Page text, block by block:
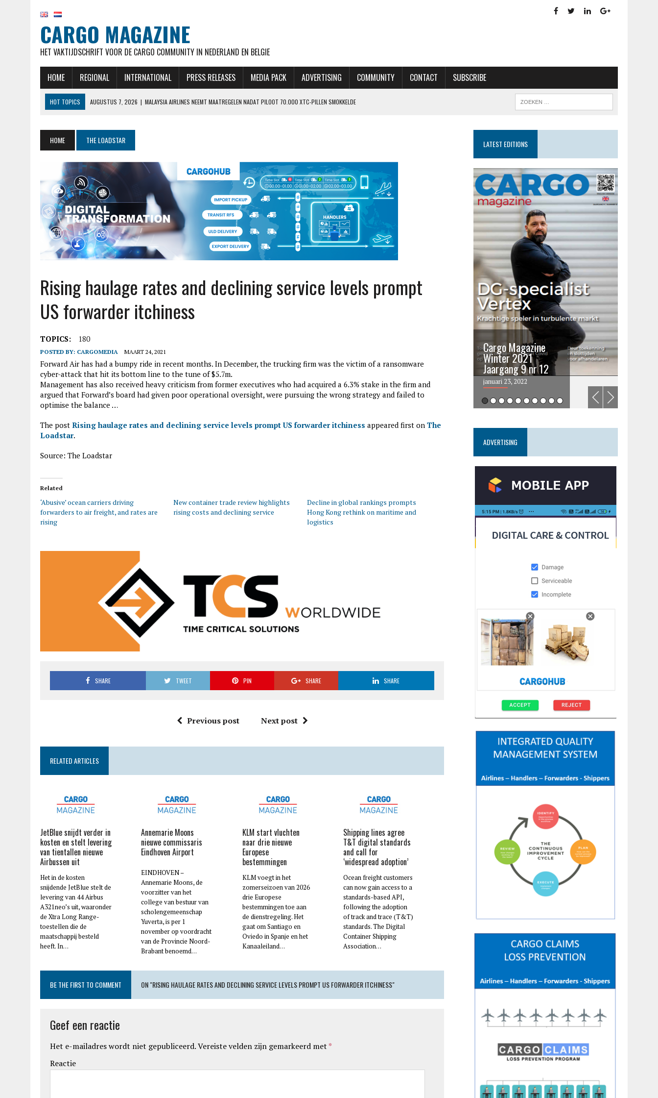
CARGO MAGAZINE
HET VAKTIJDSCHRIFT VOOR DE CARGO COMMUNITY IN NEDERLAND EN BELGIE
HOME REGIONAL INTERNATIONAL PRESS RELEASES MEDIA PACK ADVERTISING COMMUNITY CONTACT SUBSCRIBE
HOT TOPICS AUGUSTUS 7, 2026 | MALAYSIA AIRLINES NEEMT MAATREGELEN NADAT PILOOT 70.000 XTC-PILLEN SMOKKELDE
AUGUSTUS 7, 2026 | NATIONAL AIRLINES VOERT LANGSTE VRACHTVLUCHT MET BOEING 777F OOIT UIT
AUGUSTUS 7, 2026 | STAKING CABINEPERSONEEL NOORSE TAK SAS OP LAATSTE MOMENT AFGEBLAZEN
HOME THE LOADSTAR
Rising haulage rates and declining service levels prompt
US forwarder itchiness
TOPICS: 180
POSTED BY: CARGOMEDIA MAART 24, 2021
Forward Air has had a bumpy ride in recent months. In December, the trucking firm was the victim of a ransomware
cyber-attack that hit its bottom line to the tune of $5.7m.
Management has also received heavy criticism from former executives who had acquired a 6.3% stake in the firm and
argued that Forward’s board had given poor operational oversight, were pursuing the wrong strategy and failed to
optimise the balance …
The post Rising haulage rates and declining service levels prompt US forwarder itchiness appeared first on The
Loadstar.
Source: The Loadstar
Related
‘Abusive’ ocean carriers driving
forwarders to air freight, and rates are
rising
New container trade review highlights
rising costs and declining service
Decline in global rankings prompts
Hong Kong rethink on maritime and
logistics
SHARE TWEET PIN SHARE SHARE
Previous post Next post
RELATED ARTICLES
JetBlue snijdt verder in
kosten en stelt levering
van tientallen nieuwe
Airbussen uit
Het in de kosten
snijdende JetBlue stelt de
levering van 44 Airbus
A321neo’s uit, waaronder
de Xtra Long Range-
toestellen die de
maatschappij besteld
heeft. In…
Annemarie Moons
nieuwe commissaris
Eindhoven Airport
EINDHOVEN –
Annemarie Moons, de
voorzitter van het
college van bestuur van
scholengemeenschap
Yuverta, is per 1
november op voordracht
van de Provincie Noord-
Brabant benoemd…
KLM start vluchten
naar drie nieuwe
Europese
bestemmingen
KLM voegt in het
zomerseizoen van 2026
drie Europese
bestemmingen toe aan
de dienstregeling. Het
gaat om Santiago en
Oviedo in Spanje en het
Kanaaleiland…
Shipping lines agree
T&T digital standards
and call for
‘widespread adoption’
Ocean freight customers
can now gain access to a
standards-based API,
following the adoption
of track and trace (T&T)
standards. The Digital
Container Shipping
Association…
BE THE FIRST TO COMMENT ON "RISING HAULAGE RATES AND DECLINING SERVICE LEVELS PROMPT US FORWARDER ITCHINESS"
Geef een reactie
Het e-mailadres wordt niet gepubliceerd.Vereiste velden zijn gemarkeerd met *
Reactie
LATEST EDITIONS
edition3
januari 27, 2017
Cargo Magazine
Winter 2021
Jaargang 9 nr 12
januari 23, 2022
ADVERTISING